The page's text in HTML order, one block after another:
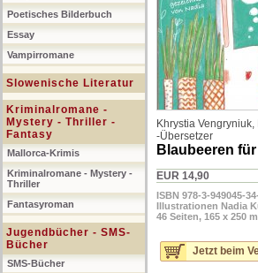
Poetisches Bilderbuch
Essay
Vampirromane
Slowenische Literatur
Kriminalromane -
Mystery - Thriller -
Fantasy
Mallorca-Krimis
Kriminalromane - Mystery -
Thriller
Fantasyroman
Jugendbücher - SMS-
Bücher
SMS-Bücher
Khrystia Vengryniuk,
-Übersetzer
Blaubeeren
EUR 14,90
ISBN 978-3-949045-
Illustrationen Nadia
46 Seiten, 165 x 250
Jetzt beim